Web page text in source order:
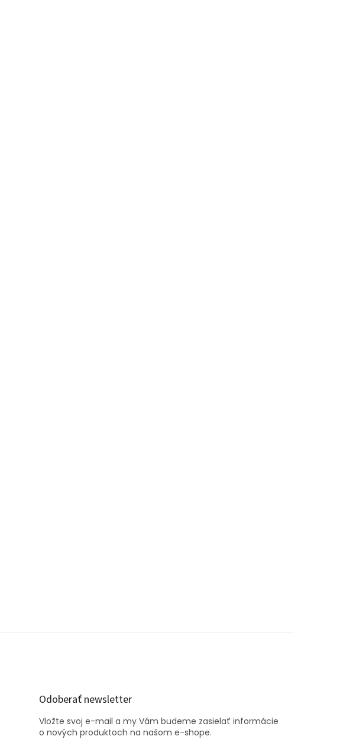
Odoberať newsletter
Vložte svoj e-mail a my Vám budeme zasielať informácie
o nových produktoch na našom e-shope.